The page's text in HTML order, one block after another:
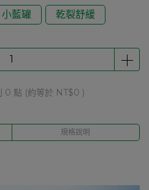
小藍罐 乾裂舒緩
0 點 (約等於 NT$0 )
規格說明